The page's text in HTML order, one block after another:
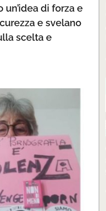
di forza e
e svelano
scelta e